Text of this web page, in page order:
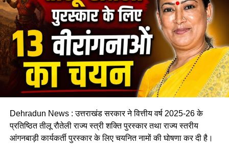
निर्मला नेगी के इस उत्कृष्ट प्रदर्शन पर खेल सचिव अमित सिन्हा ने उन्हें
सम्मानित किया। देहरादून समेत विभिन्न स्थानों पर उनके लिए सम्मान
समारोह भी आयोजित किए जा रहे हैं। ‘शटलर दादी’ अब सिर्फ एक नाम
नहीं…बल्कि एक प्रेरणा बन चुकी हैं…खासकर उन लोगों के लिए जो सोचते
हैं कि अब कुछ करने की उम्र नहीं रही।
Dehradun News : उत्तराखंड सरकार ने वित्तीय वर्ष 2025-26 के
प्रतिष्ठित तीलू रौतेली राज्य स्त्री शक्ति पुरस्कार तथा राज्य स्तरीय
आंगनबाड़ी कार्यकर्ती पुरस्कार के लिए चयनित नामों की घोषणा कर दी है।